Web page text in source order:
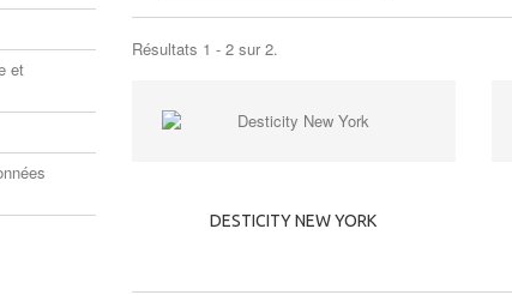
Résultats 1 - 2 sur 2.
DESTICITY NEW YORK
et